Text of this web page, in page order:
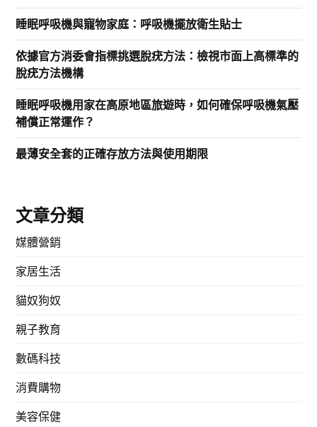
睡眠呼吸機與寵物家庭：呼吸機擺放衛生貼士
依據官方消委會指標挑選脫疣方法：檢視市面上高標準的
脫疣方法機構
睡眠呼吸機用家在高原地區旅遊時，如何確保呼吸機氣壓
補償正常運作？
最薄安全套的正確存放方法與使用期限
文章分類
媒體營銷
家居生活
貓奴狗奴
親子教育
數碼科技
消費購物
美容保健